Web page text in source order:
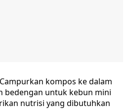
kompos ke dalam
bedengan untuk kebun mini
nutrisi yang dibutuhkan